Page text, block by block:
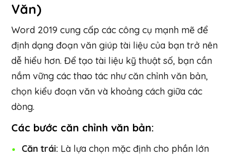
Văn)
Word 2019 cung cấp các công cụ mạnh mẽ để
định dạng đoạn văn giúp tài liệu của bạn trở nên
dễ hiểu hơn. Để tạo tài liệu kỹ thuật số, bạn cần
nắm vững các thao tác như căn chỉnh văn bản,
chọn kiểu đoạn văn và khoảng cách giữa các
dòng.
Các bước căn chỉnh văn bản:
Căn trái: Là lựa chọn mặc định cho phần lớn